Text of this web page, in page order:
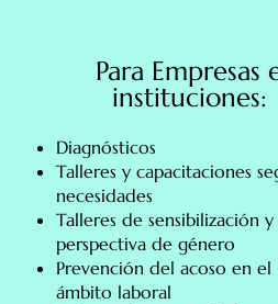
Para Empresas
instituciones:
Diagnósticos
Talleres y capacitaciones
necesidades
Talleres de sensibilización
perspectiva de género
Prevención del acoso en el
ámbito laboral